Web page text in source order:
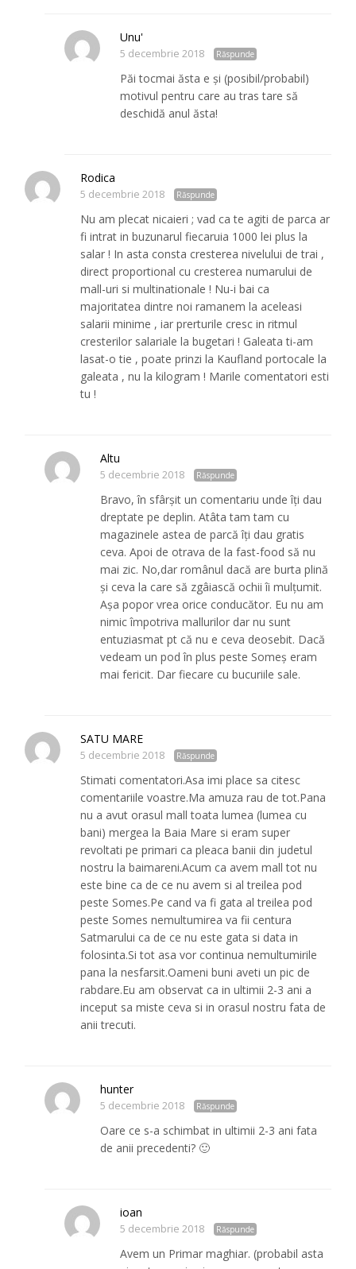
Unu'
5 decembrie 2018 Răspunde
Păi tocmai ăsta e și (posibil/probabil)
motivul pentru care au tras tare să
deschidă anul ăsta!
Rodica
5 decembrie 2018 Răspunde
Nu am plecat nicaieri ; vad ca te agiti de parca ar
fi intrat in buzunarul fiecaruia 1000 lei plus la
salar ! In asta consta cresterea nivelului de trai ,
direct proportional cu cresterea numarului de
mall-uri si multinationale ! Nu-i bai ca
majoritatea dintre noi ramanem la aceleasi
salarii minime , iar prerturile cresc in ritmul
cresterilor salariale la bugetari ! Galeata ti-am
lasat-o tie , poate prinzi la Kaufland portocale la
galeata , nu la kilogram ! Marile comentatori esti
tu !
Altu
5 decembrie 2018 Răspunde
Bravo, în sfârșit un comentariu unde îți dau
dreptate pe deplin. Atâta tam tam cu
magazinele astea de parcă îți dau gratis
ceva. Apoi de otrava de la fast-food să nu
mai zic. No,dar românul dacă are burta plină
și ceva la care să zgâiască ochii îi mulțumit.
Așa popor vrea orice conducător. Eu nu am
nimic împotriva mallurilor dar nu sunt
entuziasmat pt că nu e ceva deosebit. Dacă
vedeam un pod în plus peste Someș eram
mai fericit. Dar fiecare cu bucuriile sale.
SATU MARE
5 decembrie 2018 Răspunde
Stimati comentatori.Asa imi place sa citesc
comentariile voastre.Ma amuza rau de tot.Pana
nu a avut orasul mall toata lumea (lumea cu
bani) mergea la Baia Mare si eram super
revoltati pe primari ca pleaca banii din judetul
nostru la baimareni.Acum ca avem mall tot nu
este bine ca de ce nu avem si al treilea pod
peste Somes.Pe cand va fi gata al treilea pod
peste Somes nemultumirea va fii centura
Satmarului ca de ce nu este gata si data in
folosinta.Si tot asa vor continua nemultumirile
pana la nesfarsit.Oameni buni aveti un pic de
rabdare.Eu am observat ca in ultimii 2-3 ani a
inceput sa miste ceva si in orasul nostru fata de
anii trecuti.
hunter
5 decembrie 2018 Răspunde
Oare ce s-a schimbat in ultimii 2-3 ani fata
de anii precedenti? 🙂
ioan
5 decembrie 2018 Răspunde
Avem un Primar maghiar. (probabil asta